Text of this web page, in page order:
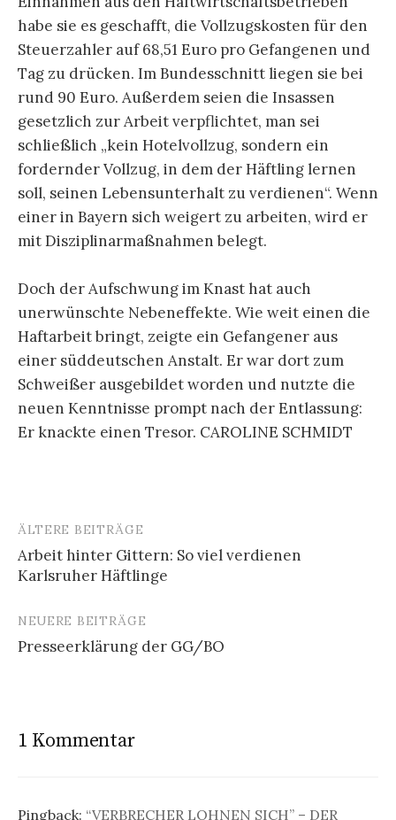
habe sie es geschafft, die Vollzugskosten für den
Steuerzahler auf 68,51 Euro pro Gefangenen und
Tag zu drücken. Im Bundesschnitt liegen sie bei
rund 90 Euro. Außerdem seien die Insassen
gesetzlich zur Arbeit verpflichtet, man sei
schließlich „kein Hotelvollzug, sondern ein
fordernder Vollzug, in dem der Häftling lernen
soll, seinen Lebensunterhalt zu verdienen“. Wenn
einer in Bayern sich weigert zu arbeiten, wird er
mit Disziplinarmaßnahmen belegt.
Doch der Aufschwung im Knast hat auch
unerwünschte Nebeneffekte. Wie weit einen die
Haftarbeit bringt, zeigte ein Gefangener aus
einer süddeutschen Anstalt. Er war dort zum
Schweißer ausgebildet worden und nutzte die
neuen Kenntnisse prompt nach der Entlassung:
Er knackte einen Tresor. CAROLINE SCHMIDT
Beitragsnavigation
ÄLTERE BEITRÄGE
Arbeit hinter Gittern: So viel verdienen
Karlsruher Häftlinge
NEUERE BEITRÄGE
Presseerklärung der GG/BO
1 Kommentar
Pingback: “VERBRECHER LOHNEN SICH” – DER